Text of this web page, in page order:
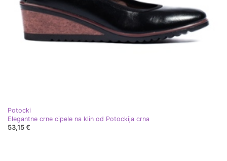
Potocki
Elegantne crne cipele na klin od Potockija crna
53,15 €